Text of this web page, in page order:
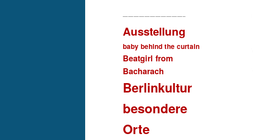
———————————–
Ausstellung
baby behind the curtain
Beatgirl from
Bacharach
Berlinkultur
besondere
Orte